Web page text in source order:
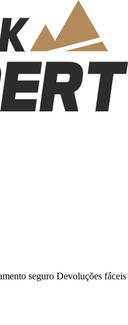
seguro Devoluções fáceis